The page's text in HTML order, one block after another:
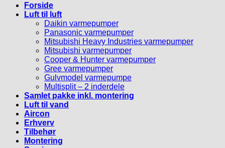
Forside
Luft til luft
Daikin varmepumper
Panasonic varmepumper
Mitsubishi Heavy Industries varmepumper
Mitsubishi varmepumper
Cooper & Hunter varmepumper
Gree varmepumper
Gulvmodel varmepumpe
Multisplit – 2 inderdele
Samlet pakke inkl. montering
Luft til vand
Aircon
Erhverv
Tilbehør
Montering